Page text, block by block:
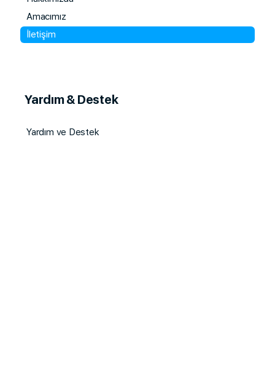
Amacımız
İletişim
Yardım & Destek
Yardım ve Destek